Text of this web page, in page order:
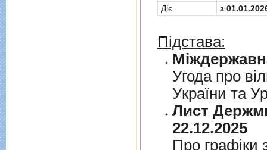
Діє
з
Підстава:
Угода про
України та
Лист
22.12.2025
Про графiки